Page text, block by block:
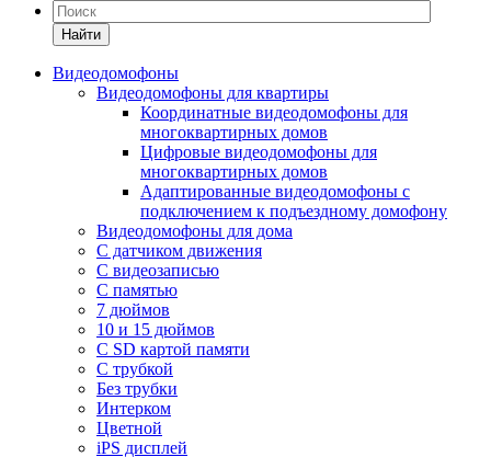
Найти
Видеодомофоны
Видеодомофоны для квартиры
Координатные видеодомофоны для
многоквартирных домов
Цифровые видеодомофоны для
многоквартирных домов
Адаптированные видеодомофоны с
подключением к подъездному домофону
Видеодомофоны для дома
С датчиком движения
С видеозаписью
C памятью
7 дюймов
10 и 15 дюймов
С SD картой памяти
С трубкой
Без трубки
Интерком
Цветной
iPS дисплей